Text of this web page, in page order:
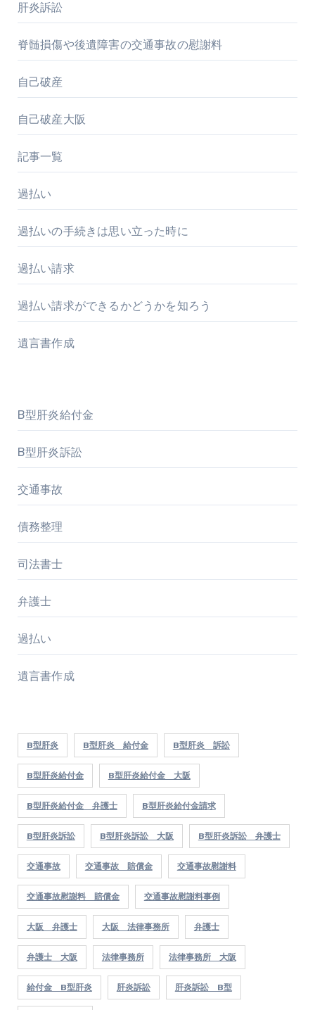
肝炎訴訟
脊髄損傷や後遺障害の交通事故の慰謝料
自己破産
自己破産大阪
記事一覧
過払い
過払いの手続きは思い立った時に
過払い請求
過払い請求ができるかどうかを知ろう
遺言書作成
B型肝炎給付金
B型肝炎訴訟
交通事故
債務整理
司法書士
弁護士
過払い
遺言書作成
B型肝炎 B型肝炎 給付金 B型肝炎 訴訟
B型肝炎給付金 B型肝炎給付金 大阪
B型肝炎給付金 弁護士 B型肝炎給付金請求
B型肝炎訴訟 B型肝炎訴訟 大阪 B型肝炎訴訟 弁護士
交通事故 交通事故 賠償金 交通事故慰謝料
交通事故慰謝料 賠償金 交通事故慰謝料事例
大阪 弁護士 大阪 法律事務所 弁護士
弁護士 大阪 法律事務所 法律事務所 大阪
給付金 B型肝炎 肝炎訴訟 肝炎訴訟 B型